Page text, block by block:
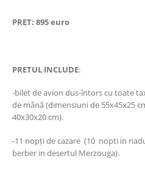
PRET: 895 euro
PRETUL INCLUDE:
-bilet de avion dus-întors cu toate
de mână (dimensiuni de 55x45x25
40x30x20 cm).
-11 nopți de cazare (10 nopti in
berber in desertul Merzouga).